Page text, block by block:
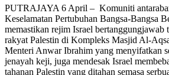
PUTRAJAYA 6 April – Komuniti
Keselamatan Pertubuhan Bangsa-Bangsa
memastikan rejim Israel bertanggungjawab
rakyat Palestin di Kompleks Masjid Al-
Menteri Anwar Ibrahim yang menyifatkan
jenayah keji, juga mendesak Israel
tahanan Palestin yang ditahan semasa